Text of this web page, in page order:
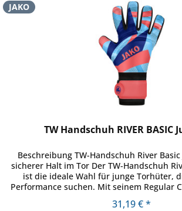
JAKO
TW Handschuh RIVER BASIC
Beschreibung TW-Handschuh River Basic
sicherer Halt im Tor Der TW-Handschuh
ist die ideale Wahl für junge Torhüter,
Performance suchen. Mit seinem Regular
31,19 € *